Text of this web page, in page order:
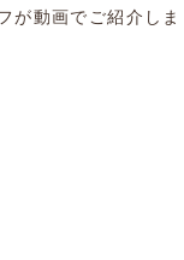
が動画でご紹介しま